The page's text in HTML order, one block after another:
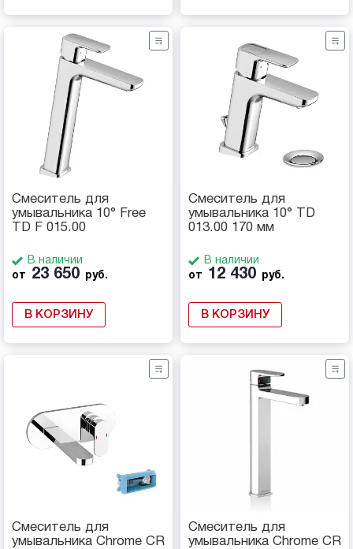
Смеситель для
умывальника 10° Free
TD F 015.00
В наличии
от
23 650 руб.
В КОРЗИНУ
Смеситель для
умывальника 10° TD
013.00 170 мм
В наличии
от
12 430 руб.
В КОРЗИНУ
Смеситель для
умывальника Chrome CR
Смеситель для
умывальника Chrome CR